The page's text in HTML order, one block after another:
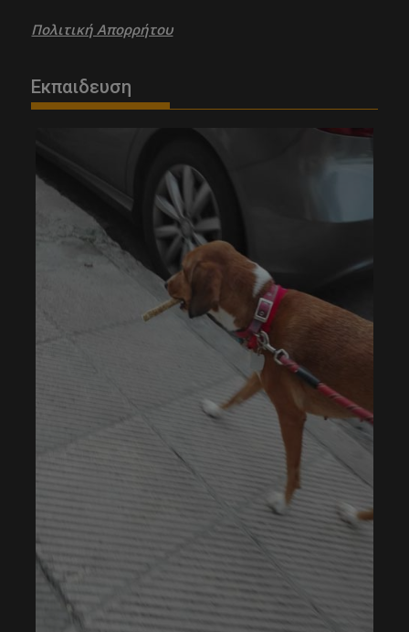
Πολιτική Απορρήτου
Εκπαιδευση